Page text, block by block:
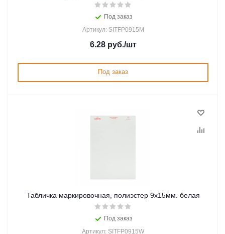
Под заказ
Артикул: SITFP0915M
6.28руб./шт
Под заказ
Табличка маркировочная, полиэстер 9х15мм. белая
Под заказ
Артикул: SITFP0915W